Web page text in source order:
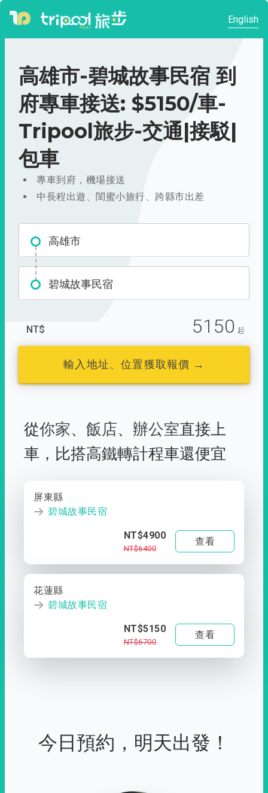
English
高雄市-碧城故事民宿 到
府專車接送: $5150/車-
Tripool旅步-交通|接駁|
包車
專車到府，機場接送
中長程出遊、閨蜜小旅行、跨縣市出差
高雄市
碧城故事民宿
NT$ 5150 起
輸入地址、位置獲取報價 →
從你家、 飯店、 辦公室直接上
車， 比搭高鐵轉計程車還便宜
屏東縣
碧城故事民宿
NT$4900
NT$6400
查看
花蓮縣
碧城故事民宿
NT$5150
NT$6700
查看
今日預約，明天出發！